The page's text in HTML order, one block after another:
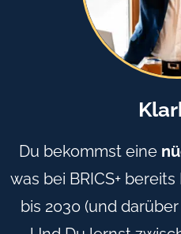
Du bekommst eine
was bei BRICS+
bis 2030 (und